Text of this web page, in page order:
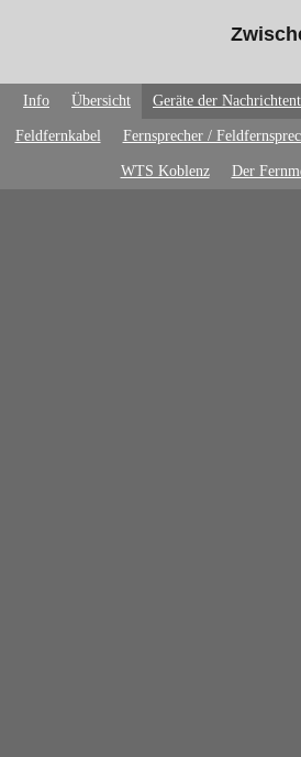
Info Übersicht Geräte der
Feldfernkabel Fernsprecher /
WTS Koblenz Der